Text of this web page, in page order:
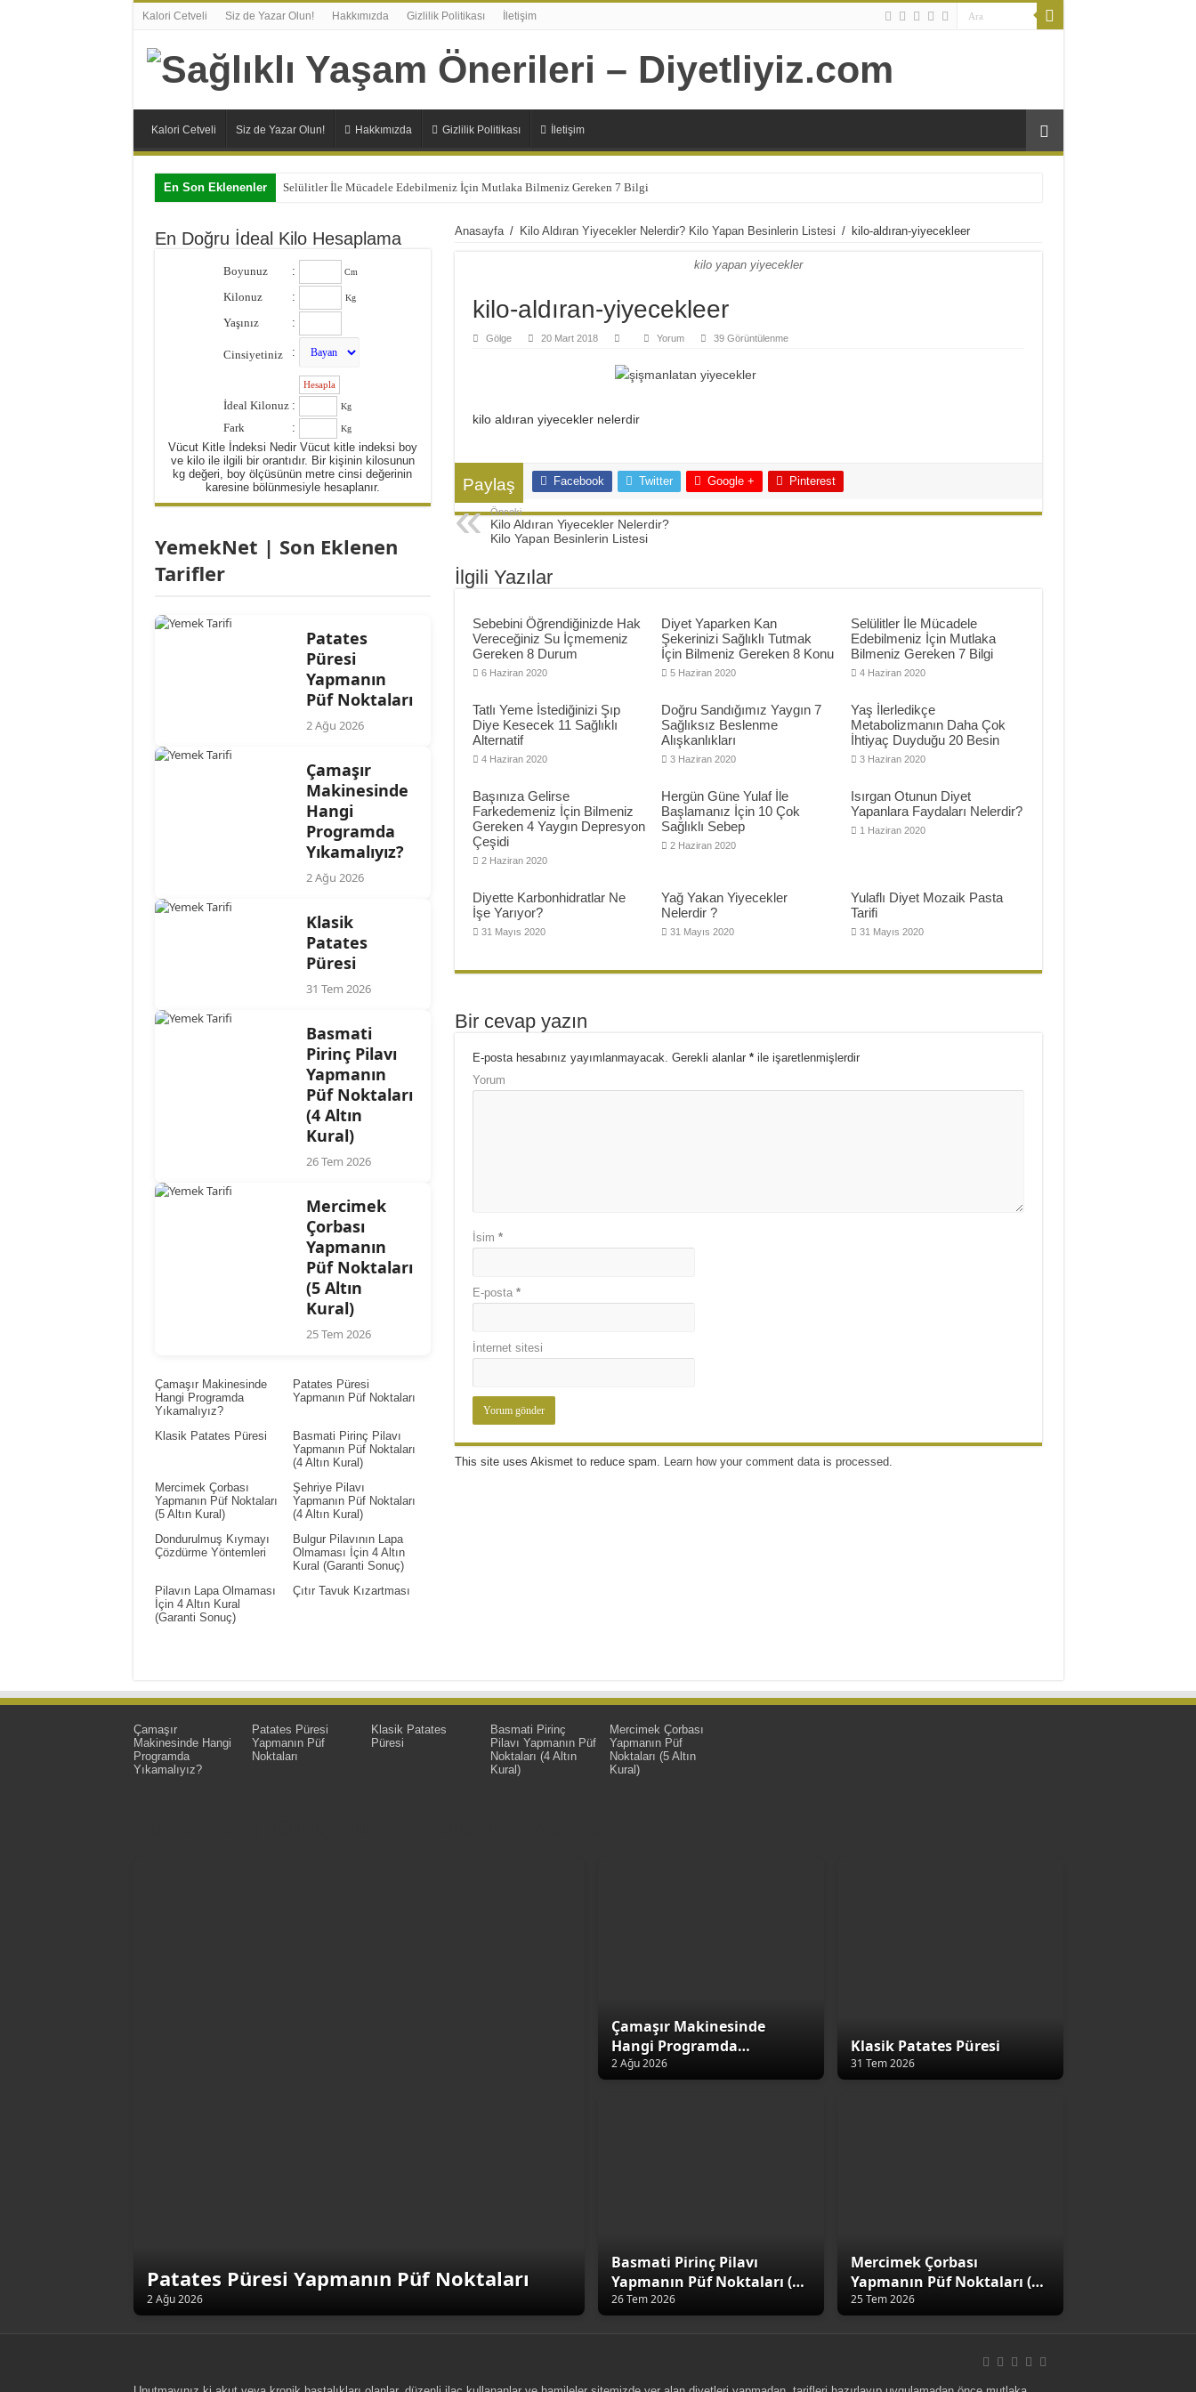
Kalori Cetveli Siz de Yazar Olun! Hakkımızda Gizlilik Politikası İletişim
Kalori Cetveli Siz de Yazar Olun! Hakkımızda Gizlilik Politikası İletişim
En Son Eklenenler Selülitler İle Mücadele Edebilmeniz İçin Mutlaka Bilmeniz Gereken 7 Bilgi
Anasayfa / Kilo Aldıran Yiyecekler Nelerdir? Kilo Yapan Besinlerin Listesi / kilo-aldıran-yiyecekleer
kilo yapan yiyecekler
kilo-aldıran-yiyecekleer
Gölge 20 Mart 2018 Yorum 39 Görüntülenme
kilo aldıran yiyecekler nelerdir
Paylaş Facebook Twitter Google + Pinterest
Önceki
Kilo Aldıran Yiyecekler Nelerdir?
Kilo Yapan Besinlerin Listesi
İlgili Yazılar
Sebebini Öğrendiğinizde Hak
Vereceğiniz Su İçmemeniz
Gereken 8 Durum
6 Haziran 2020
Diyet Yaparken Kan
Şekerinizi Sağlıklı Tutmak
İçin Bilmeniz Gereken 8 Konu
5 Haziran 2020
Selülitler İle Mücadele
Edebilmeniz İçin Mutlaka
Bilmeniz Gereken 7 Bilgi
4 Haziran 2020
Tatlı Yeme İstediğinizi Şıp
Diye Kesecek 11 Sağlıklı
Alternatif
4 Haziran 2020
Doğru Sandığımız Yaygın 7
Sağlıksız Beslenme
Alışkanlıkları
3 Haziran 2020
Yaş İlerledikçe
Metabolizmanın Daha Çok
İhtiyaç Duyduğu 20 Besin
3 Haziran 2020
Başınıza Gelirse
Farkedemeniz İçin Bilmeniz
Gereken 4 Yaygın Depresyon
Çeşidi
2 Haziran 2020
Hergün Güne Yulaf İle
Başlamanız İçin 10 Çok
Sağlıklı Sebep
2 Haziran 2020
Isırgan Otunun Diyet
Yapanlara Faydaları Nelerdir?
1 Haziran 2020
Diyette Karbonhidratlar Ne
İşe Yarıyor?
31 Mayıs 2020
Yağ Yakan Yiyecekler
Nelerdir ?
31 Mayıs 2020
Yulaflı Diyet Mozaik Pasta
Tarifi
31 Mayıs 2020
Bir cevap yazın
E-posta hesabınız yayımlanmayacak. Gerekli alanlar *ile işaretlenmişlerdir
Yorum
İsim *
E-posta *
İnternet sitesi
This site uses Akismet to reduce spam. Learn how your comment data is processed.
En Doğru İdeal Kilo Hesaplama
Boyunuz : Cm
Kilonuz : Kg
Yaşınız :
Cinsiyetiniz :
İdeal Kilonuz : Kg
Fark : Kg
Vücut Kitle İndeksi Nedir Vücut kitle indeksi boy
ve kilo ile ilgili bir orantıdır. Bir kişinin kilosunun
kg değeri, boy ölçüsünün metre cinsi değerinin
karesine bölünmesiyle hesaplanır.
YemekNet | Son Eklenen
Tarifler
Patates
Püresi
Yapmanın
Püf Noktaları
2 Ağu 2026
Çamaşır
Makinesinde
Hangi
Programda
Yıkamalıyız?
2 Ağu 2026
Klasik
Patates
Püresi
31 Tem 2026
Basmati
Pirinç Pilavı
Yapmanın
Püf Noktaları
(4 Altın
Kural)
26 Tem 2026
Mercimek
Çorbası
Yapmanın
Püf Noktaları
(5 Altın
Kural)
25 Tem 2026
Çamaşır Makinesinde
Hangi Programda
Yıkamalıyız?
Patates Püresi
Yapmanın Püf Noktaları
Klasik Patates Püresi
Basmati Pirinç Pilavı
Yapmanın Püf Noktaları
(4 Altın Kural)
Mercimek Çorbası
Yapmanın Püf Noktaları
(5 Altın Kural)
Şehriye Pilavı
Yapmanın Püf Noktaları
(4 Altın Kural)
Dondurulmuş Kıymayı
Çözdürme Yöntemleri
Bulgur Pilavının Lapa
Olmaması İçin 4 Altın
Kural (Garanti Sonuç)
Pilavın Lapa Olmaması
İçin 4 Altın Kural
(Garanti Sonuç)
Çıtır Tavuk Kızartması
Çamaşır
Makinesinde Hangi
Programda
Yıkamalıyız?
Patates Püresi
Yapmanın Püf
Noktaları
Klasik Patates
Püresi
Basmati Pirinç
Pilavı Yapmanın Püf
Noktaları (4 Altın
Kural)
Mercimek Çorbası
Yapmanın Püf
Noktaları (5 Altın
Kural)
Patates Püresi Yapmanın Püf Noktaları
2 Ağu 2026
Çamaşır Makinesinde
Hangi Programda
Yıkamalıyız?
2 Ağu 2026
Klasik Patates Püresi
31 Tem 2026
Basmati Pirinç Pilavı
Yapmanın Püf Noktaları (4
Altın Kural)
26 Tem 2026
Mercimek Çorbası
Yapmanın Püf Noktaları (5
Altın Kural)
25 Tem 2026